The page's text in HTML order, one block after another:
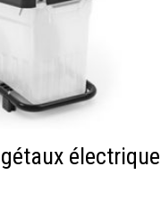
électrique